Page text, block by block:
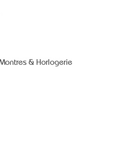
& Horlogerie